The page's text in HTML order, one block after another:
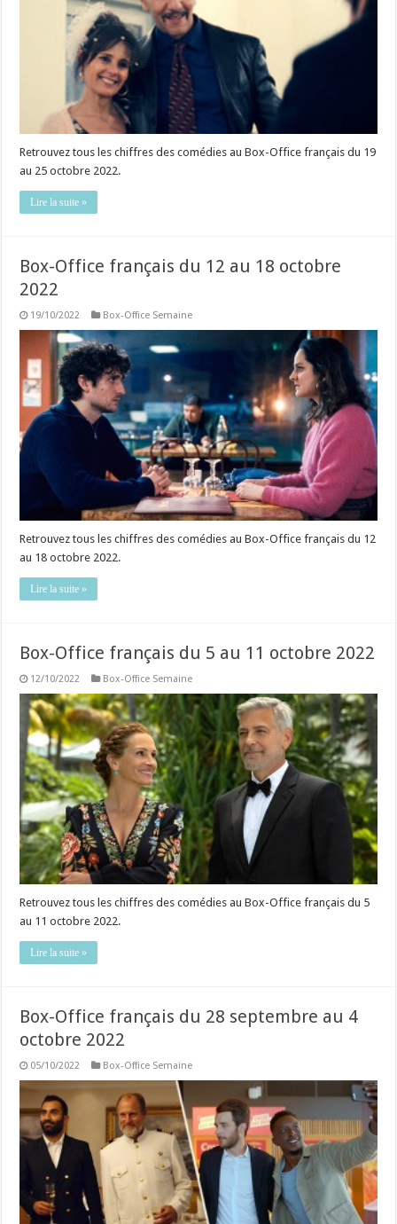
Retrouvez tous les chiffres des comédies au Box-Office français du 19
au 25 octobre 2022.
Lire la suite »
Box-Office français du 12 au 18 octobre
2022
19/10/2022 Box-Office Semaine
Retrouvez tous les chiffres des comédies au Box-Office français du 12
au 18 octobre 2022.
Lire la suite »
Box-Office français du 5 au 11 octobre 2022
12/10/2022 Box-Office Semaine
Retrouvez tous les chiffres des comédies au Box-Office français du 5
au 11 octobre 2022.
Lire la suite »
Box-Office français du 28 septembre au 4
octobre 2022
05/10/2022 Box-Office Semaine